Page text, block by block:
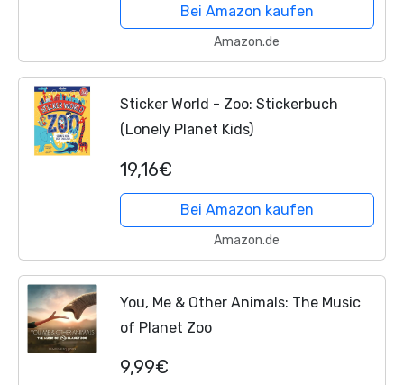
Bei Amazon kaufen
Amazon.de
Sticker World - Zoo: Stickerbuch
(Lonely Planet Kids)
19,16€
Bei Amazon kaufen
Amazon.de
You, Me & Other Animals: The Music
of Planet Zoo
9,99€